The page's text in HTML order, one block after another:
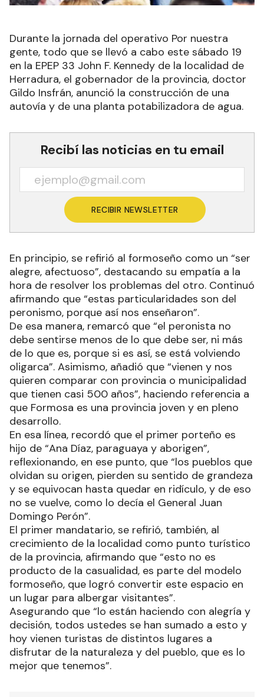
Durante la jornada del operativo Por nuestra
gente, todo que se llevó a cabo este sábado 19
en la EPEP 33 John F. Kennedy de la localidad de
Herradura, el gobernador de la provincia, doctor
Gildo Insfrán, anunció la construcción de una
autovía y de una planta potabilizadora de agua.
Recibí las noticias en tu email
RECIBIR NEWSLETTER
En principio, se refirió al formoseño como un “ser
alegre, afectuoso”, destacando su empatía a la
hora de resolver los problemas del otro. Continuó
afirmando que “estas particularidades son del
peronismo, porque así nos enseñaron”.
De esa manera, remarcó que “el peronista no
debe sentirse menos de lo que debe ser, ni más
de lo que es, porque si es así, se está volviendo
oligarca”. Asimismo, añadió que “vienen y nos
quieren comparar con provincia o municipalidad
que tienen casi 500 años”, haciendo referencia a
que Formosa es una provincia joven y en pleno
desarrollo.
En esa línea, recordó que el primer porteño es
hijo de “Ana Díaz, paraguaya y aborigen”,
reflexionando, en ese punto, que “los pueblos que
olvidan su origen, pierden su sentido de grandeza
y se equivocan hasta quedar en ridículo, y de eso
no se vuelve, como lo decía el General Juan
Domingo Perón”.
El primer mandatario, se refirió, también, al
crecimiento de la localidad como punto turístico
de la provincia, afirmando que “esto no es
producto de la casualidad, es parte del modelo
formoseño, que logró convertir este espacio en
un lugar para albergar visitantes”.
Asegurando que “lo están haciendo con alegría y
decisión, todos ustedes se han sumado a esto y
hoy vienen turistas de distintos lugares a
disfrutar de la naturaleza y del pueblo, que es lo
mejor que tenemos”.